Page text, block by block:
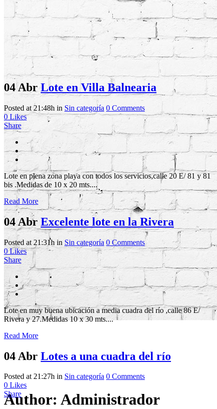
Author: Administrador
04 Abr Lote en Villa Balnearia
Posted at 21:48h in Sin categoría 0 Comments
0 Likes
Share
Lote en plena zona playa con todos los servicios,calle 20 E/ 81 y 81
bis .Medidas de 10 x 20 mts....
Read More
04 Abr Excelente lote en la Rivera
Posted at 21:31h in Sin categoría 0 Comments
0Likes
Share
Lote en muy buena ubicación a media cuadra del río ,calle 86 E/
Rivera y 27.Medidas 10 x 30 mts....
Read More
04 Abr Lotes a una cuadra del río
Posted at 21:27h in Sin categoría 0 Comments
0 Likes
Share